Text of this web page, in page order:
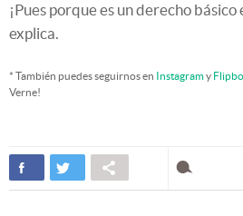
¡Pues porque es un derecho básico
explica.
* También puedes seguirnos en Instagramy
Verne!